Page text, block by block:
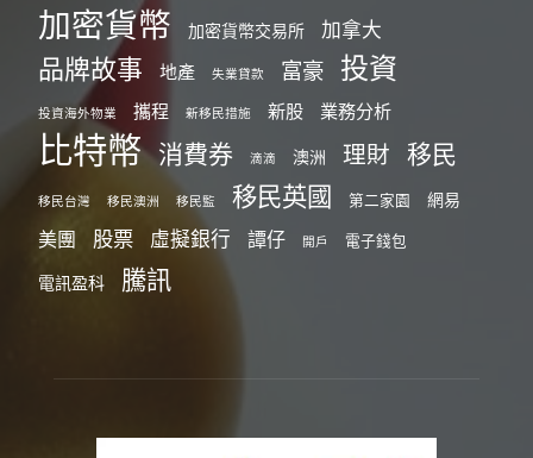
加密貨幣 加密貨幣交易所 加拿大
品牌故事 地產 失業貸款 富豪 投資
投資海外物業 攜程 新移民措施 新股 業務分析
比特幣 消費券 滴滴 澳洲 理財 移民
移民台灣 移民澳洲 移民監 移民英國 第二家園 網易
美團 股票 虛擬銀行 譚仔 開戶 電子錢包
電訊盈科 騰訊